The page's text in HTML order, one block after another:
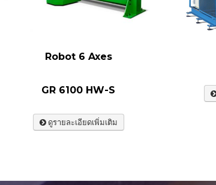
Robot 6 Axes
GR 6100 HW-S
ดูรายละเอียดเพิ่มเติม